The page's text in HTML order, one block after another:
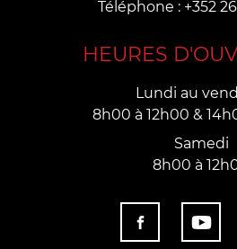
Téléphone : +352
HEURES
Lundi au
8h00 à 12h00 &
Samedi
8h00 à